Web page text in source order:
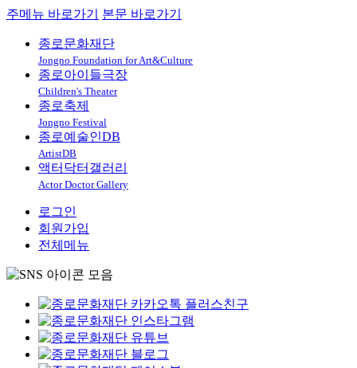
주메뉴 바로가기 본문 바로가기
종로문화재단
Jongno Foundation for Art&Culture
종로아이들극장
Children's Theater
종로축제
Jongno Festival
종로예술인DB
ArtistDB
액터닥터갤러리
Actor Doctor Gallery
로그인
회원가입
전체메뉴